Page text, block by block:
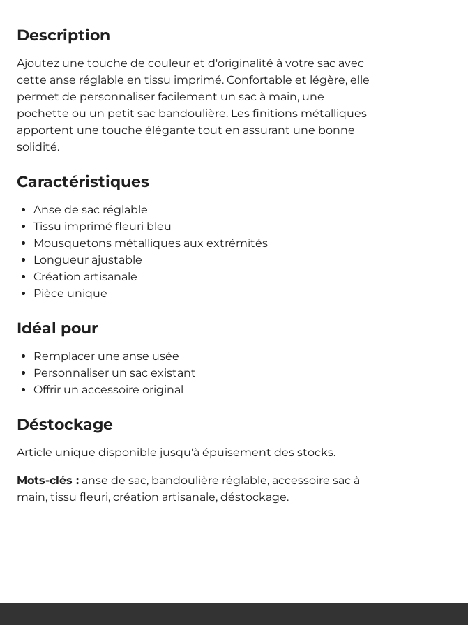
Description
Ajoutez une touche de couleur et d'originalité à votre sac avec
cette anse réglable en tissu imprimé. Confortable et légère, elle
permet de personnaliser facilement un sac à main, une
pochette ou un petit sac bandoulière. Les finitions métalliques
apportent une touche élégante tout en assurant une bonne
solidité.
Caractéristiques
Anse de sac réglable
Tissu imprimé fleuri bleu
Mousquetons métalliques aux extrémités
Longueur ajustable
Création artisanale
Pièce unique
Idéal pour
Remplacer une anse usée
Personnaliser un sac existant
Offrir un accessoire original
Déstockage
Article unique disponible jusqu'à épuisement des stocks.
Mots-clés : anse de sac, bandoulière réglable, accessoire sac à
main, tissu fleuri, création artisanale, déstockage.